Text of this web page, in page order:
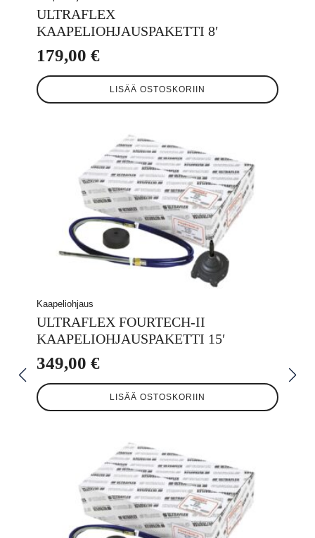
ULTRAFLEX
KAAPELIOHJAUSPAKETTI 8′
179,00 €
LISÄÄ OSTOSKORIIN
Kaapeliohjaus
ULTRAFLEX FOURTECH-II
KAAPELIOHJAUSPAKETTI 15′
349,00 €
LISÄÄ OSTOSKORIIN